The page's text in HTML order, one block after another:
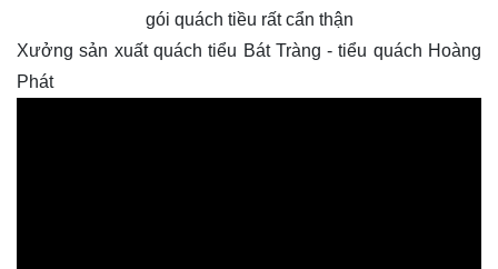
gói quách tiều rất cẩn thận
Xưởng sản xuất quách tiểu Bát Tràng - tiểu quách Hoàng
Phát